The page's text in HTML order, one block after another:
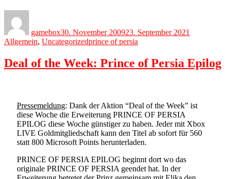
gamebox30. November 200923. September 2021
Allgemein, UncategorizedTags
prince of persia
Deal of the Week: Prince of Persia Epilog
Pressemeldung: Dank der Aktion “Deal of the Week” ist
diese Woche die Erweiterung PRINCE OF PERSIA
EPILOG diese Woche günstiger zu haben. Jeder mit Xbox
LIVE Goldmitgliedschaft kann den Titel ab sofort für 560
statt 800 Microsoft Points herunterladen.
PRINCE OF PERSIA EPILOG beginnt dort wo das
originale PRINCE OF PERSIA geendet hat. In der